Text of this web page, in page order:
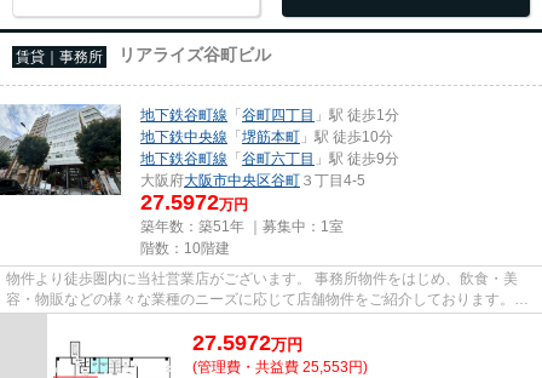
賃貸｜事務所 リアライズ谷町ビル
地下鉄谷町線 「谷町四丁目 」駅 徒歩1分
地下鉄中央線 「堺筋本町 」駅 徒歩10分
地下鉄谷町線 「谷町六丁目 」駅 徒歩9分
大阪府大阪市中央区谷町 ３丁目4-5
27.5972万円
築年数：築51年 ｜募集中： 1室
階数：10階建
物件より徒歩圏内に当社営業店がございます。 事務所物件をはじめ、飲食・美
容・物販などの様々な業種のニーズに応じて店舗物件をご紹介しております。
尚、弊社ではおとり広告は一切...
27.5972万円
(管理費・共益費 25,553円)